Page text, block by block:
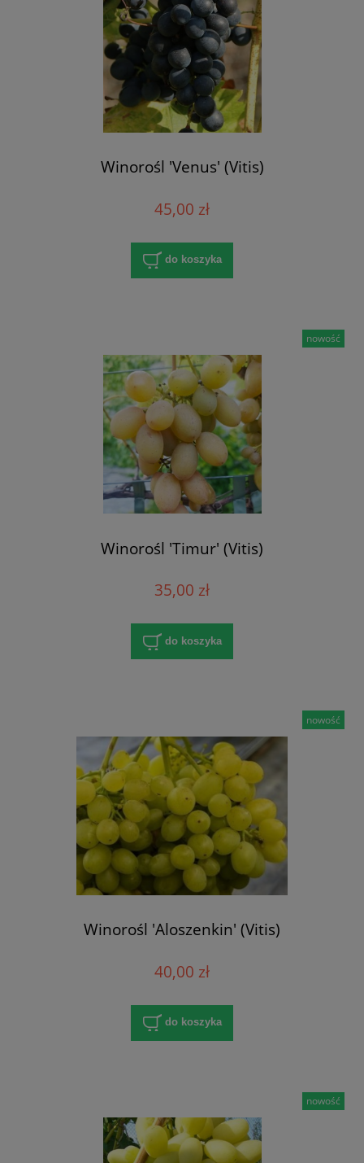
Winorośl 'Venus' (Vitis)
45,00 zł
do koszyka
Winorośl 'Timur' (Vitis)
35,00 zł
do koszyka
nowość
Winorośl 'Aloszenkin' (Vitis)
40,00 zł
do koszyka
nowość
nowość